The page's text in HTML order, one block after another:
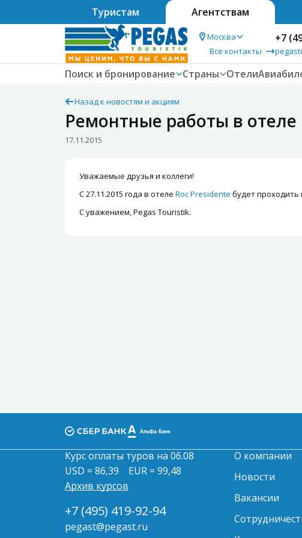
Туристам Агентствам
Москва
Все контакты
+7
Поиск и бронирование Страны Отели
Назад к новостям и акциям
Ремонтные работы в отеле
17.11.2015
Уважаемые друзья и коллеги!
С 27.11.2015 года в отеле Roc Presidente будет проходить
С уважением, Pegas Touristik.
Курс оплаты туров на 06.08
USD = 86,39
EUR = 99,48
Архив курсов
+7 (495) 419-92-94
pegast@pegast.ru
О компании
Новости
Вакансии